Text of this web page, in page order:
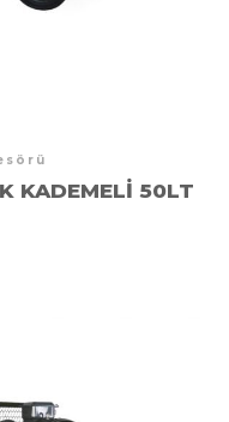
KADEMELI 50LT